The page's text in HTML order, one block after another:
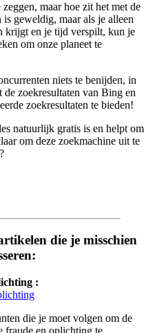
maar hoe zit het met de
geweldig, maar als je alleen
krijgt en je tijd verspilt, kun je
om onze planeet te
niets te benijden, in
zoekresultaten van Bing en
zoekresultaten te bieden!
natuurlijk gratis is en helpt om
om deze zoekmachine uit te
die je misschien
:
die je moet volgen om de
fraude en oplichting te